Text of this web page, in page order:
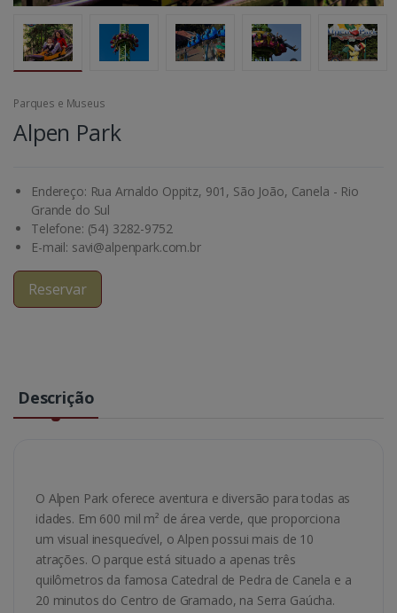
Parques e Museus
Alpen Park
Endereço: Rua Arnaldo Oppitz, 901, São João, Canela - Rio
Grande do Sul
Telefone: (54) 3282-9752
E-mail: savi@alpenpark.com.br
Reservar
Descrição
O Alpen Park oferece aventura e diversão para todas as
idades. Em 600 mil m² de área verde, que proporciona
um visual inesquecível, o Alpen possui mais de 10
atrações. O parque está situado a apenas três
quilômetros da famosa Catedral de Pedra de Canela e a
20 minutos do Centro de Gramado, na Serra Gaúcha.